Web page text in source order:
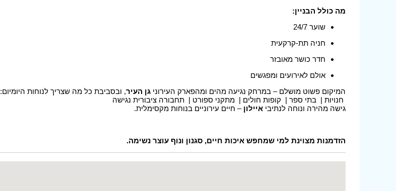
מה כולל הבניין:
שוער 24/7
חניה תת-קרקעית
חדר כושר מאובזר
אולם לאירועים ומפגשים
המיקום פשוט מושלם – במרחק נגיעה מהים ומהפארק העירוני גן העיר, ובסביבת כל מה שצריך לנוחות היומיום:
חנויות | בתי ספר | קופות חולים | מתקני ספורט | תחבורה ציבורית נגישה
גישה מהירה ונוחה לנתיבי איילון – חיים עירוניים בנוחות מקסימלית.
הזדמנות מצוינת למי שמחפש איכות חיים, סגנון ונוף עוצר נשימה.